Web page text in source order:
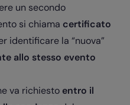
un secondo
si chiama certificato
identificare la “nuova”
allo stesso evento
va richiesto entro il